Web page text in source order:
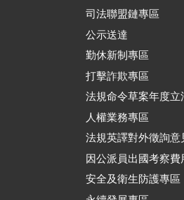
司法聯盟鏈專區
公示送達
勤休新制專區
打擊詐欺專區
法規命令草案年度立
人權業務專區
法規英譯對外徵詢意
因公派員出國考察費
安全及衛生防護專區